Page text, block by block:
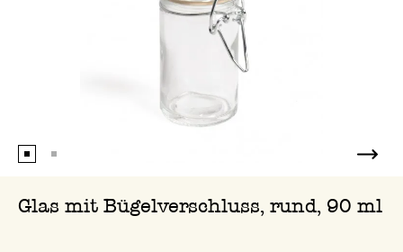
Glas mit Bügelverschluss, rund, 90 ml